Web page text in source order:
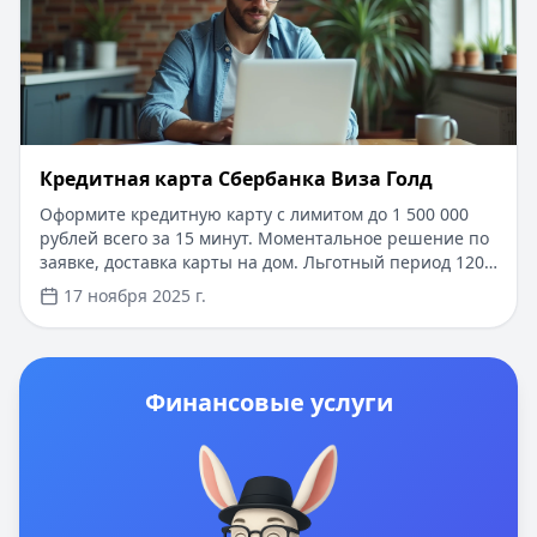
карту в течение 15 минут.
Кредитная карта Сбербанка Виза Голд
Оформите кредитную карту с лимитом до 1 500 000
рублей всего за 15 минут. Моментальное решение по
заявке, доставка карты на дом. Льготный период 120
дней позволяет пользоваться средствами без
процентов. Минимальный пакет документов, простое
онлайн-оформление через сайт или приложение.
Бонусы и кешбэк с первой покупки.
17 ноября 2025 г.
Финансовые услуги